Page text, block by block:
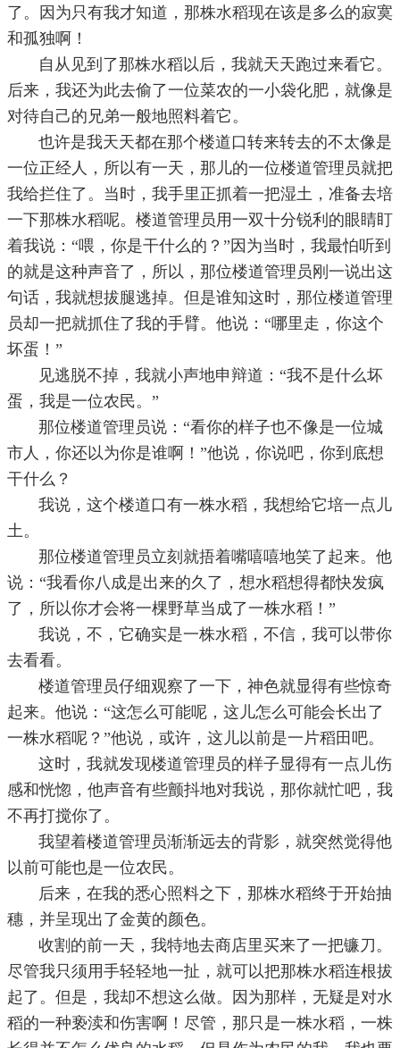
了。因为只有我才知道，那株水稻现在该是多么的寂寞
和孤独啊！
自从见到了那株水稻以后，我就天天跑过来看它。
后来，我还为此去偷了一位菜农的一小袋化肥，就像是
对待自己的兄弟一般地照料着它。
也许是我天天都在那个楼道口转来转去的不太像是
一位正经人，所以有一天，那儿的一位楼道管理员就把
我给拦住了。当时，我手里正抓着一把湿土，准备去培
一下那株水稻呢。楼道管理员用一双十分锐利的眼睛盯
着我说：“喂，你是干什么的？”因为当时，我最怕听到
的就是这种声音了，所以，那位楼道管理员刚一说出这
句话，我就想拔腿逃掉。但是谁知这时，那位楼道管理
员却一把就抓住了我的手臂。他说：“哪里走，你这个
坏蛋！”
见逃脱不掉，我就小声地申辩道：“我不是什么坏
蛋，我是一位农民。”
那位楼道管理员说：“看你的样子也不像是一位城
市人，你还以为你是谁啊！”他说，你说吧，你到底想
干什么？
我说，这个楼道口有一株水稻，我想给它培一点儿
土。
那位楼道管理员立刻就捂着嘴嘻嘻地笑了起来。他
说：“我看你八成是出来的久了，想水稻想得都快发疯
了，所以你才会将一棵野草当成了一株水稻！”
我说，不，它确实是一株水稻，不信，我可以带你
去看看。
楼道管理员仔细观察了一下，神色就显得有些惊奇
起来。他说：“这怎么可能呢，这儿怎么可能会长出了
一株水稻呢？”他说，或许，这儿以前是一片稻田吧。
这时，我就发现楼道管理员的样子显得有一点儿伤
感和恍惚，他声音有些颤抖地对我说，那你就忙吧，我
不再打搅你了。
我望着楼道管理员渐渐远去的背影，就突然觉得他
以前可能也是一位农民。
后来，在我的悉心照料之下，那株水稻终于开始抽
穗，并呈现出了金黄的颜色。
收割的前一天，我特地去商店里买来了一把镰刀。
尽管我只须用手轻轻地一扯，就可以把那株水稻连根拔
起了。但是，我却不想这么做。因为那样，无疑是对水
稻的一种亵渎和伤害啊！尽管，那只是一株水稻，一株